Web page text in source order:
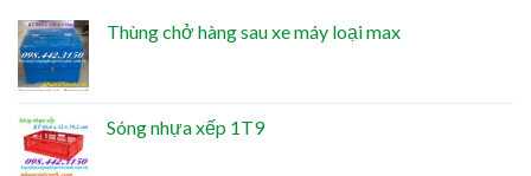
Thùng chở hàng sau xe máy loại max
Sóng nhựa xếp 1T9